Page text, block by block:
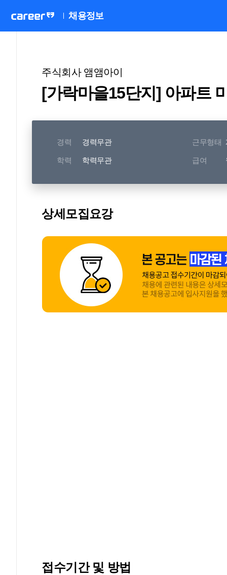
채용정보
주식회사 앰앰아이
[가락마을15단지] 아파트
경력 경력무관 근무형태
학력 학력무관 급여
상세모집요강
접수기간 및 방법